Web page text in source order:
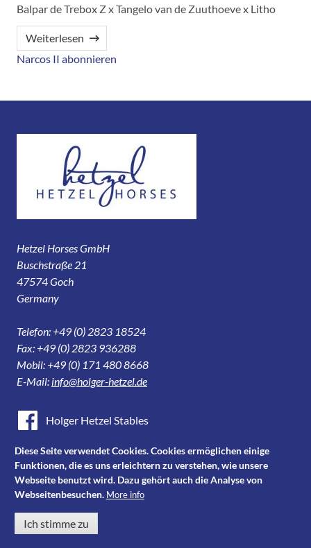
Balpar de Trebox Z x Tangelo van de Zuuthoeve x Litho
Weiterlesen
Narcos II abonnieren
Hetzel Horses GmbH
Buschstraße 21
47574 Goch
Germany
Telefon: +49 (0) 2823 18524
Fax: +49 (0) 2823 936288
Mobil: +49 (0) 171 480 8668
E-Mail: info@holger-hetzel.de
Holger Hetzel Stables
Holger Hetzel Sport Horse Sales
Youtube
Diese Seite verwendet Cookies. Cookies ermöglichen einige
Funktionen, die es uns erleichtern zu verstehen, wie unsere
Webseite benutzt wird. Dazu gehört auch die Analyse von
Webseitenbesuchen. More info
Ich stimme zu